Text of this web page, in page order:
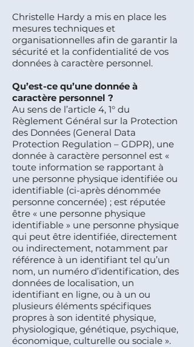
Christelle Hardy a mis en place les
mesures techniques et
organisationnelles afin de garantir la
sécurité et la confidentialité de vos
données à caractère personnel.
Qu’est-ce qu’une donnée à
caractère personnel ?
Au sens de l’article 4, 1° du
Règlement Général sur la Protection
des Données (General Data
Protection Regulation – GDPR), une
donnée à caractère personnel est «
toute information se rapportant à
une personne physique identifiée ou
identifiable (ci-après dénommée
personne concernée) ; est réputée
être « une personne physique
identifiable » une personne physique
qui peut être identifiée, directement
ou indirectement, notamment par
référence à un identifiant tel qu’un
nom, un numéro d’identification, des
données de localisation, un
identifiant en ligne, ou à un ou
plusieurs éléments spécifiques
propres à son identité physique,
physiologique, génétique, psychique,
économique, culturelle ou sociale ».